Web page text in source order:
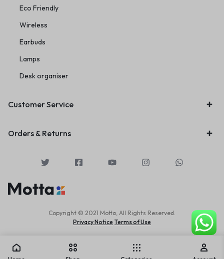
Eco Friendly
Wireless
Earbuds
Lamps
Desk organiser
Customer Service
Orders & Returns
Copyright © 2021 Motta, All Rights Reserved.
Privacy Notice Terms of Use